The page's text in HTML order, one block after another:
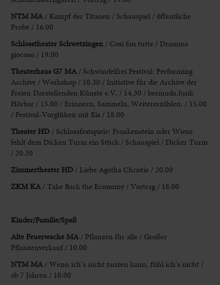
NTM MA / Kampf der Titanen / Schauspiel / öffentliche
Probe / 16.00
Schlosstheater Schwetzingen / Così fan tutte / Dramma
giocoso / 19.00
Theaterhaus G7 MA / Schwindelfrei Festival: Performing
Archive / Workshop / 10.30 / Initiative für die Archive der
Freien Darstellenden Künste e.V. / 14.30 / bermuda.funk
Hörbar / 15.00 / Erinnern, Sammeln, Weitererzählen. / 15.00
/ Festival-Vorglühen mit Eis / 18.00
Theater HD / Schlossfestspiele: Frankenstein oderWieso
fehlt dem Dicken Turm ein Stück / Schauspiel / Dicker Turm
/ 20.30
Zimmertheater HD / Liebe Agatha Christie / 20.00
ZKM KA / Take Back the Economy / Vortrag / 18.00
Kinder/Familie/Spaß
Alte Feuerwache MA / Pflanzen für alle / Großer
Pflanzenverkauf / 10.00
NTM MA / Wenn ich’s nicht tanzen kann, fühl ich’s nicht /
ab 7 Jahren / 10.00